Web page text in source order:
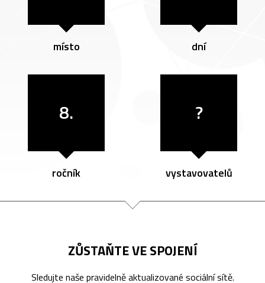
místo dní
8.
ročník
?
vystavovatelů
ZŮSTAŇTE VE SPOJENÍ
Sledujte naše pravidelně aktualizované sociální sítě.